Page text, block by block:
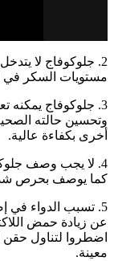
2. جلوكوفاج لا
مستويات السكر في
3. جلوكوفاج
وتحسين حالته
أخرى بكفاءة عالية.
4. لا يجب وصف
كما يوصف بحرص
5. تسبب الدواء في
عن زيادة حمض
اضطروا لتناول حقن
معينة.